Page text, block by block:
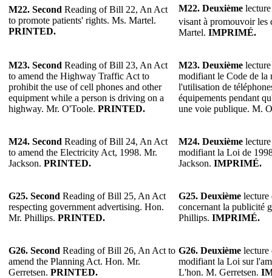
M22. Second Reading of Bill 22, An Act
to promote patients' rights. Ms. Martel.
PRINTED.
M22. Deuxième
visant à promouvoir les
Martel. IMPRIMÉ.
M23. Second Reading of Bill 23, An Act
to amend the Highway Traffic Act to
prohibit the use of cell phones and other
equipment while a person is driving on a
highway. Mr. O'Toole. PRINTED.
M23. Deuxième
modifiant le Code de la
l'utilisation de
équipements pendant
une voie publique. M.
M24. Second Reading of Bill 24, An Act
to amend the Electricity Act, 1998. Mr.
Jackson. PRINTED.
M24. Deuxième
modifiant la Loi de
Jackson. IMPRIMÉ.
G25. Second Reading of Bill 25, An Act
respecting government advertising. Hon.
Mr. Phillips. PRINTED.
G25. Deuxième
concernant la publicité
Phillips. IMPRIMÉ.
G26. Second Reading of Bill 26, An Act to
amend the Planning Act. Hon. Mr.
Gerretsen. PRINTED.
G26. Deuxième
modifiant la Loi sur
L'hon. M. Gerretsen.